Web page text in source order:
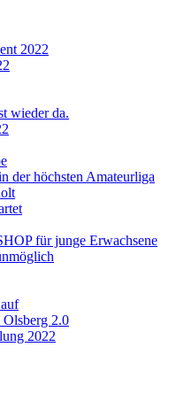
2022
wieder da.
der höchsten Amateurliga
für junge Erwachsene
2.0
2022